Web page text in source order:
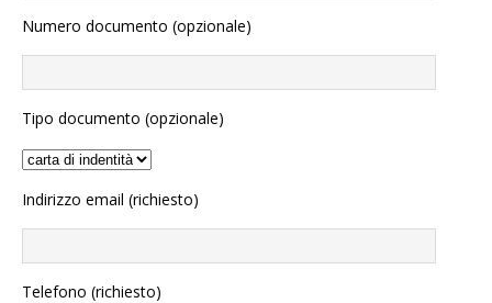
Numero documento (opzionale)
Tipo documento (opzionale)
Indirizzo email (richiesto)
Telefono (richiesto)